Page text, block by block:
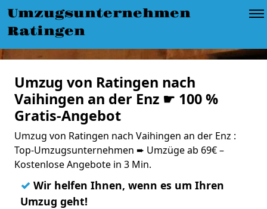
Umzugsunternehmen
Ratingen
Umzug von Ratingen nach
Vaihingen an der Enz ☛ 100 %
Gratis-Angebot
Umzug von Ratingen nach Vaihingen an der Enz :
Top-Umzugsunternehmen ➨ Umzüge ab 69€ –
Kostenlose Angebote in 3 Min.
✓ Wir helfen Ihnen, wenn es um Ihren
Umzug geht!